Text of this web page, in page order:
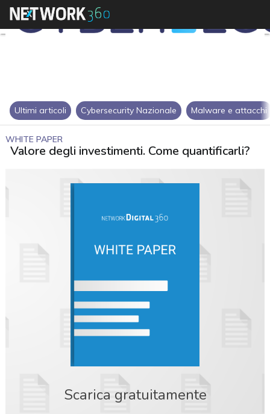
Ultimi articoli Cybersecurity Nazionale Malware e attacchi
WHITE PAPER
Valore degli investimenti. Come quantificarli?
Scarica gratuitamente